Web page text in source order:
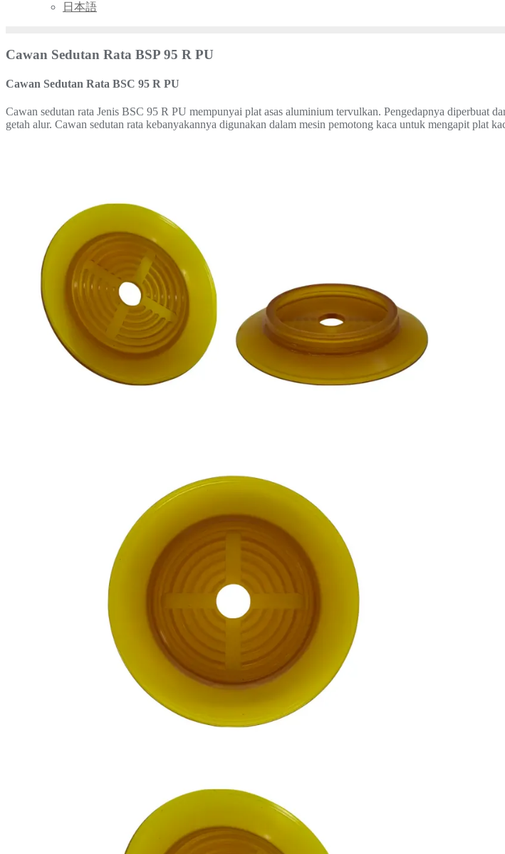
日本語
Cawan Sedutan Rata BSP 95 R PU
Cawan Sedutan Rata BSC 95 R PU
Cawan sedutan rata Jenis BSC 95 R PU mempunyai plat asas aluminium tervulkan. Pengedapnya diperbuat
getah alur. Cawan sedutan rata kebanyakannya digunakan dalam mesin pemotong kaca untuk mengapit plat